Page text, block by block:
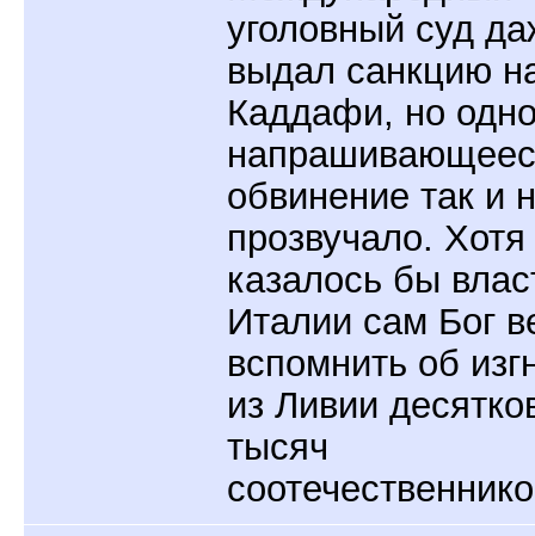
уголовный суд
выдал санкцию
Каддафи, но
обвинение так и
прозвучало. Хотя
казалось бы
Италии сам Бог
вспомнить об
из Ливии
тысяч